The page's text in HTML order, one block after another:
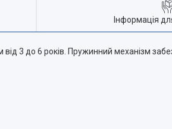
Інформація
3 до 6 років. Пружинний механізм